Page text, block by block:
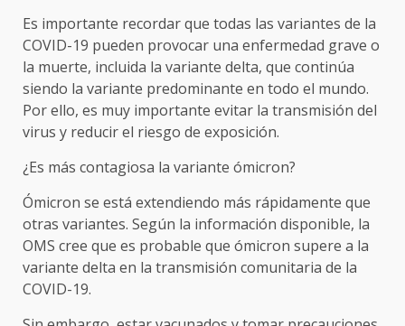
Es importante recordar que todas las variantes de la
COVID-19 pueden provocar una enfermedad grave o
la muerte, incluida la variante delta, que continúa
siendo la variante predominante en todo el mundo.
Por ello, es muy importante evitar la transmisión del
virus y reducir el riesgo de exposición.
¿Es más contagiosa la variante ómicron?
Ómicron se está extendiendo más rápidamente que
otras variantes. Según la información disponible, la
OMS cree que es probable que ómicron supere a la
variante delta en la transmisión comunitaria de la
COVID-19.